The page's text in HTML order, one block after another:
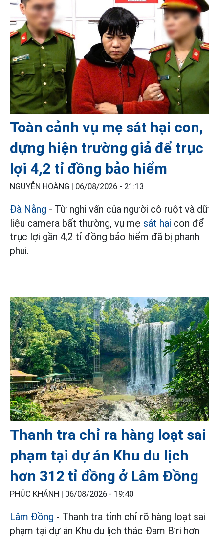
Toàn cảnh vụ mẹ sát hại con,
dựng hiện trường giả để trục
lợi 4,2 tỉ đồng bảo hiểm
NGUYỄN HOÀNG | 06/08/2026 - 21:13
Đà Nẵng - Từ nghi vấn của người cô ruột và dữ
liệu camera bất thường, vụ mẹ sát hại con để
trục lợi gần 4,2 tỉ đồng bảo hiểm đã bị phanh
phui.
Thanh tra chỉ ra hàng loạt sai
phạm tại dự án Khu du lịch
hơn 312 tỉ đồng ở Lâm Đồng
PHÚC KHÁNH | 06/08/2026 - 19:40
Lâm Đồng - Thanh tra tỉnh chỉ rõ hàng loạt sai
phạm tại dự án Khu du lịch thác Đam B’ri hơn